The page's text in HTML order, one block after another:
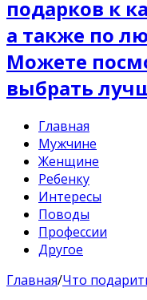
подарков к
а также по
Можете
выбрать
Главная
Мужчине
Женщине
Ребенку
Интересы
Поводы
Профессии
Другое
Главная/Что